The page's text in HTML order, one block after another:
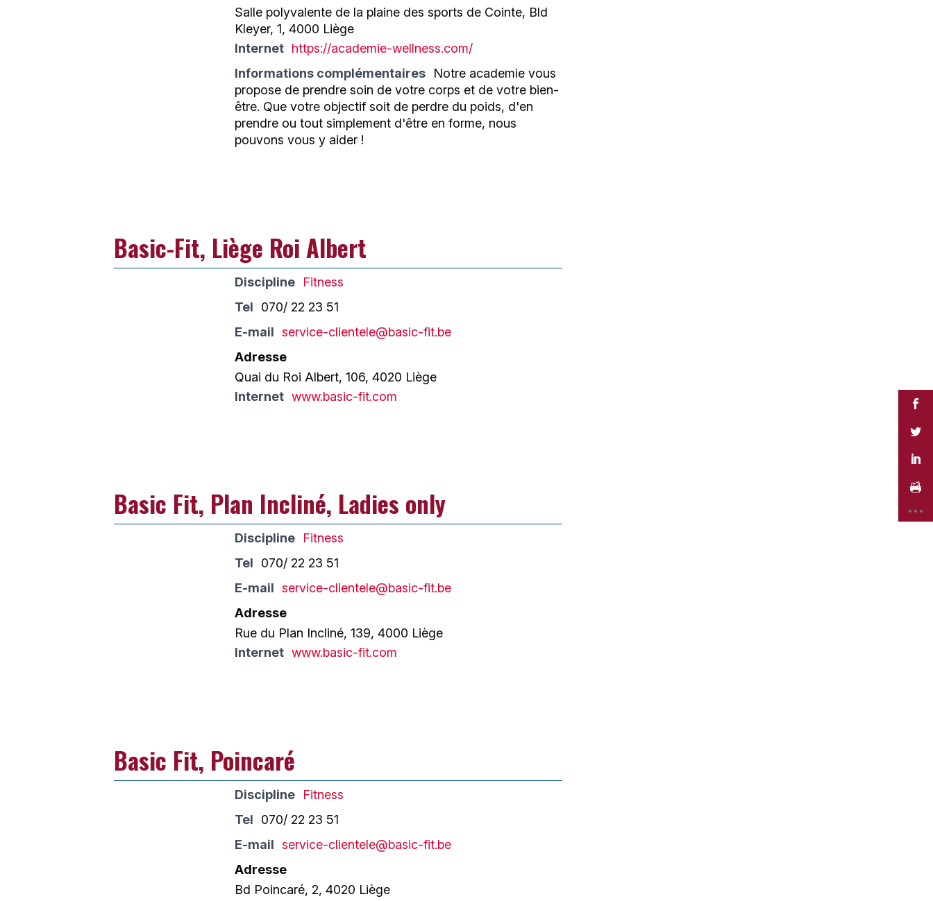
Salle polyvalente de la plaine des sports de Cointe, Bld
Kleyer, 1, 4000 Liège
Internet https://academie-wellness.com/
Informations complémentaires
Notre academie vous
propose de prendre soin de votre corps et de votre bien-
être. Que votre objectif soit de perdre du poids, d'en
prendre ou tout simplement d'être en forme, nous
pouvons vous y aider !
Basic-Fit, Liège Roi Albert
Discipline
Fitness
Tel
070/ 22 23 51
E-mail service-clientele@basic-fit.be
Adresse
Quai du Roi Albert, 106, 4020 Liège
Internet www.basic-fit.com
Basic Fit, Plan Incliné, Ladies only
Discipline
Fitness
Tel
070/ 22 23 51
E-mail service-clientele@basic-fit.be
Adresse
Rue du Plan Incliné, 139, 4000 Liège
Internet www.basic-fit.com
Basic Fit, Poincaré
Discipline
Fitness
Tel
070/ 22 23 51
E-mail service-clientele@basic-fit.be
Adresse
Bd Poincaré, 2, 4020 Liège